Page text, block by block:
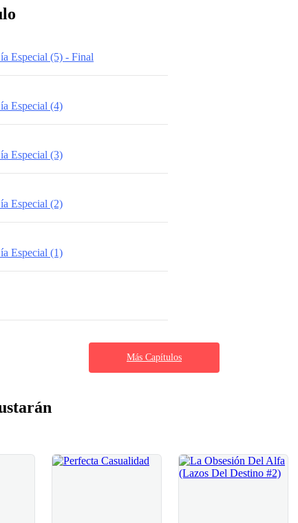
Especial (5) - Final
Especial (4)
Especial (3)
Especial (2)
Especial (1)
Más Capítulos